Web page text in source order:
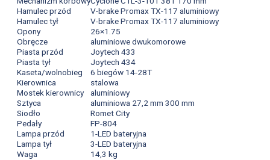
Hamulec przód
V-brake Promax TX-117 aluminiowy
Hamulec tył
V-brake Promax TX-117 aluminiowy
Opony
26×1.75
Obręcze
aluminiowe dwukomorowe
Piasta przód
Joytech 433
Piasta tył
Joytech 434
Kaseta/wolnobieg
6 biegów 14-28T
Kierownica
stalowa
Mostek kierownicy
aluminiowy
Sztyca
aluminiowa 27,2 mm 300 mm
Siodło
Romet City
Pedały
FP-804
Lampa przód
1-LED bateryjna
Lampa tył
3-LED bateryjna
Waga
14,3 kg